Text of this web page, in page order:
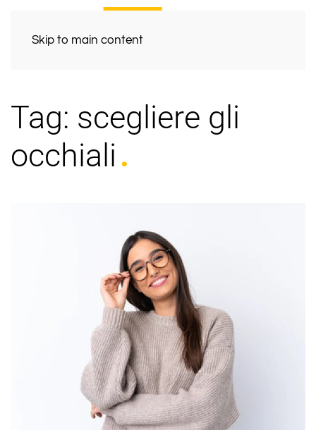
Skip to main content
Tag: scegliere gli
occhiali